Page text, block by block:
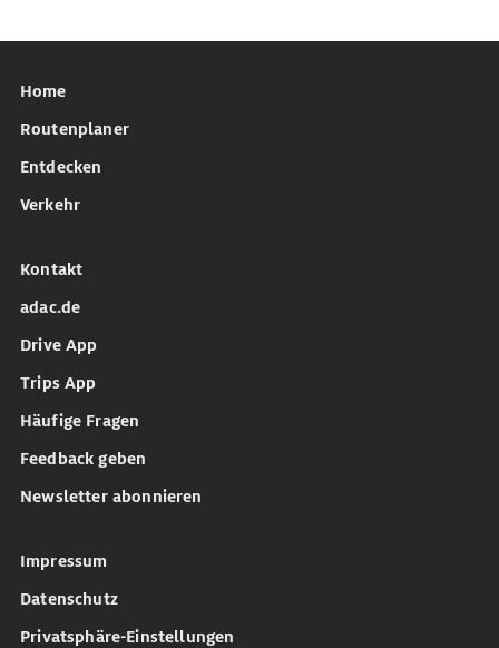
Home
Routenplaner
Entdecken
Verkehr
Kontakt
adac.de
Drive App
Trips App
Häufige Fragen
Feedback geben
Newsletter abonnieren
Impressum
Datenschutz
Privatsphäre-Einstellungen